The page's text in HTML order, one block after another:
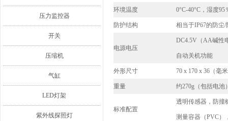
压力监控器
开关
压缩机
气缸
LED灯架
紫外线探照灯
环境温度 0°C-40°C，湿度95
防护结构 相当于IP67的防尘/
电源电压
DC4.5V（AA碱性
自动关机功能
外形尺寸 70 x 170 x 36（毫
重量 约270g（包括电池
标准配置
透明传感器，防
测量容器（PVC）